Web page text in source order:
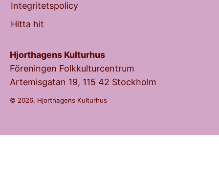
Integritetspolicy
Hitta hit
Hjorthagens Kulturhus
Föreningen Folkkulturcentrum
Artemisgatan 19, 115 42 Stockholm
© 2026, Hjorthagens Kulturhus